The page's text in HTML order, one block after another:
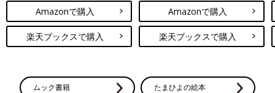
Amazonで購入
楽天ブックスで購入
Amazonで購入
楽天ブックスで購入
ムック書籍 たまひよの絵本